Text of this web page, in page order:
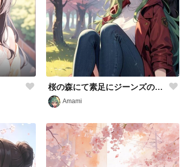
桜の森にて素足にジーンズの緑髪少女
Amami